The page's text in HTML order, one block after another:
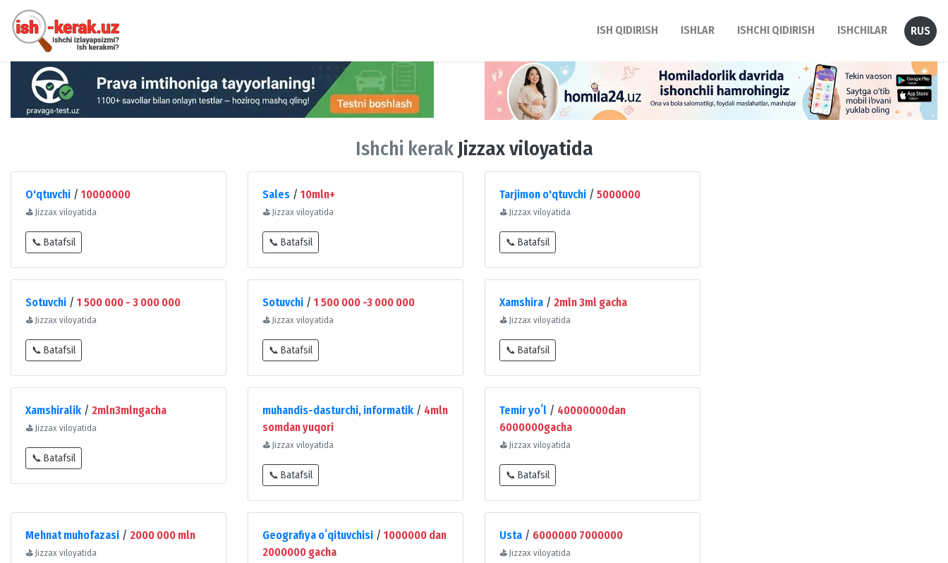
ISH QIDIRISH ISHLAR ISHCHI QIDIRISH ISHCHILAR RUS
Ishchi kerak Jizzax viloyatida
O'qtuvchi / 10000000
⛳ Jizzax viloyatida
📞 Batafsil
Sales / 10mln+
⛳ Jizzax viloyatida
📞 Batafsil
Tarjimon o'qtuvchi / 5000000
⛳ Jizzax viloyatida
📞 Batafsil
Sotuvchi / 1 500 000 - 3 000 000
⛳ Jizzax viloyatida
📞 Batafsil
Sotuvchi / 1 500 000 -3 000 000
⛳ Jizzax viloyatida
📞 Batafsil
Xamshira / 2mln 3ml gacha
⛳ Jizzax viloyatida
📞 Batafsil
Xamshiralik / 2mln3mlngacha
⛳ Jizzax viloyatida
📞 Batafsil
muhandis-dasturchi, informatik / 4mln
somdan yuqori
⛳ Jizzax viloyatida
📞 Batafsil
Temir yoʻl / 40000000dan
6000000gacha
⛳ Jizzax viloyatida
📞 Batafsil
Mehnat muhofazasi / 2000 000 mln
⛳ Jizzax viloyatida
Geografiya oʻqituvchisi / 1000000 dan
2000000 gacha
Usta / 6000000 7000000
⛳ Jizzax viloyatida